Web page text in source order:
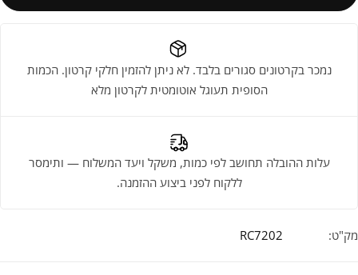
נמכר בקרטונים סגורים בלבד. לא ניתן להזמין חלקי קרטון. הכמות
הסופית תעוגל אוטומטית לקרטון מלא
עלות ההובלה תחושב לפי כמות, משקל ויעד המשלוח — ותימסר
ללקוח לפני ביצוע ההזמנה.
מק"ט: RC7202